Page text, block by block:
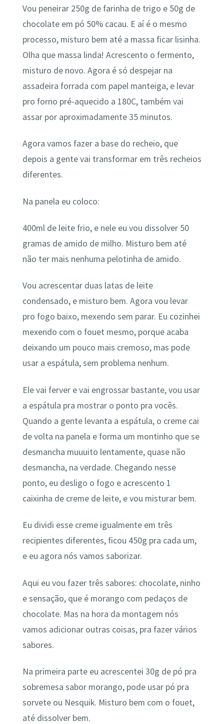
Vou peneirar 250g de farinha de trigo e 50g de
chocolate em pó 50% cacau. E aí é o mesmo
processo, misturo bem até a massa ficar lisinha.
Olha que massa linda! Acrescento o fermento,
misturo de novo. Agora é só despejar na
assadeira forrada com papel manteiga, e levar
pro forno pré-aquecido a 180C, também vai
assar por aproximadamente 35 minutos.
Agora vamos fazer a base do recheio, que
depois a gente vai transformar em três recheios
diferentes.
Na panela eu coloco:
400ml de leite frio, e nele eu vou dissolver 50
gramas de amido de milho. Misturo bem até
não ter mais nenhuma pelotinha de amido.
Vou acrescentar duas latas de leite
condensado, e misturo bem. Agora vou levar
pro fogo baixo, mexendo sem parar. Eu cozinhei
mexendo com o fouet mesmo, porque acaba
deixando um pouco mais cremoso, mas pode
usar a espátula, sem problema nenhum.
Ele vai ferver e vai engrossar bastante, vou usar
a espátula pra mostrar o ponto pra vocês.
Quando a gente levanta a espátula, o creme cai
de volta na panela e forma um montinho que se
desmancha muuuito lentamente, quase não
desmancha, na verdade. Chegando nesse
ponto, eu desligo o fogo e acrescento 1
caixinha de creme de leite, e vou misturar bem.
Eu dividi esse creme igualmente em três
recipientes diferentes, ficou 450g pra cada um,
e eu agora nós vamos saborizar.
Aqui eu vou fazer três sabores: chocolate, ninho
e sensação, que é morango com pedaços de
chocolate. Mas na hora da montagem nós
vamos adicionar outras coisas, pra fazer vários
sabores.
Na primeira parte eu acrescentei 30g de pó pra
sobremesa sabor morango, pode usar pó pra
sorvete ou Nesquik. Misturo bem com o fouet,
até dissolver bem.